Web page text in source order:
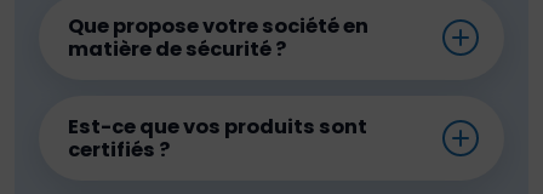
Que propose votre société en
matière de sécurité ?
Est-ce que vos produits sont
certifiés ?